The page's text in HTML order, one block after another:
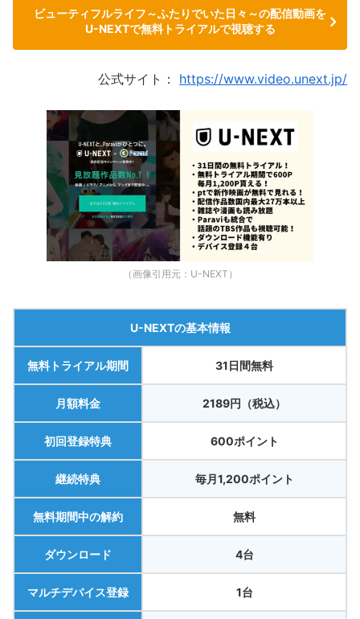
ビューティフルライフ～ふたりでいた日々～の配信動画を
U-NEXTで無料トライアルで視聴する
公式サイト： https://www.video.unext.jp/
（画像引用元：U-NEXT）
U-NEXTの基本情報
無料トライアル期間 31日間無料
月額料金 2189円（税込）
初回登録特典 600ポイント
継続特典 毎月1,200ポイント
無料期間中の解約 無料
ダウンロード 4台
マルチデバイス登録 1台